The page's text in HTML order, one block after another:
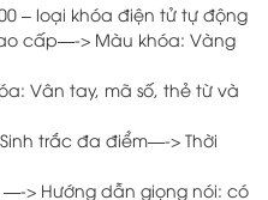
– loại khóa điện tử tự động
cấp—-> Màu khóa: Vàng
Vân tay, mã số, thẻ từ và
trắc đa điểm—-> Thời
—-> Hướng dẫn giọng nói: có